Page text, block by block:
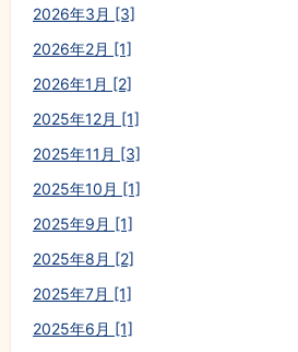
2026年3月 [3]
2026年2月 [1]
2026年1月 [2]
2025年12月 [1]
2025年11月 [3]
2025年10月 [1]
2025年9月 [1]
2025年8月 [2]
2025年7月 [1]
2025年6月 [1]